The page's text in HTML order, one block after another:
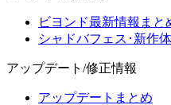
ビヨンド最新情報まと
シャドバフェス･新作
アップデート/修正情報
アップデートまとめ